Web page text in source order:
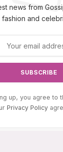
news from
fashion and
up, you agree to
Privacy Policy